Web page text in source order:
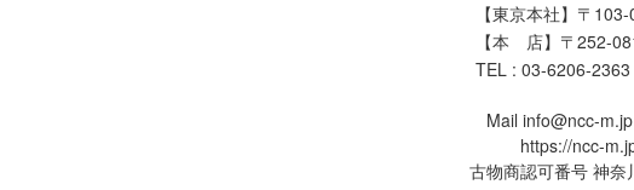
【東京本社】〒
【本 店】〒252-
TEL : 03-6206-2363
Mail info@ncc-m.jp
https://ncc-
古物商認可番号 神